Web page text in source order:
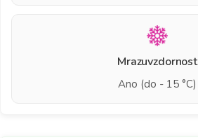
Mrazuvzdornost
Ano (do - 15 °C)